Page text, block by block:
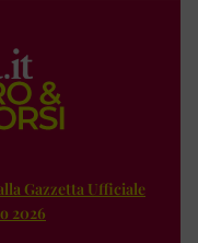
Gazzetta Ufficiale
2026